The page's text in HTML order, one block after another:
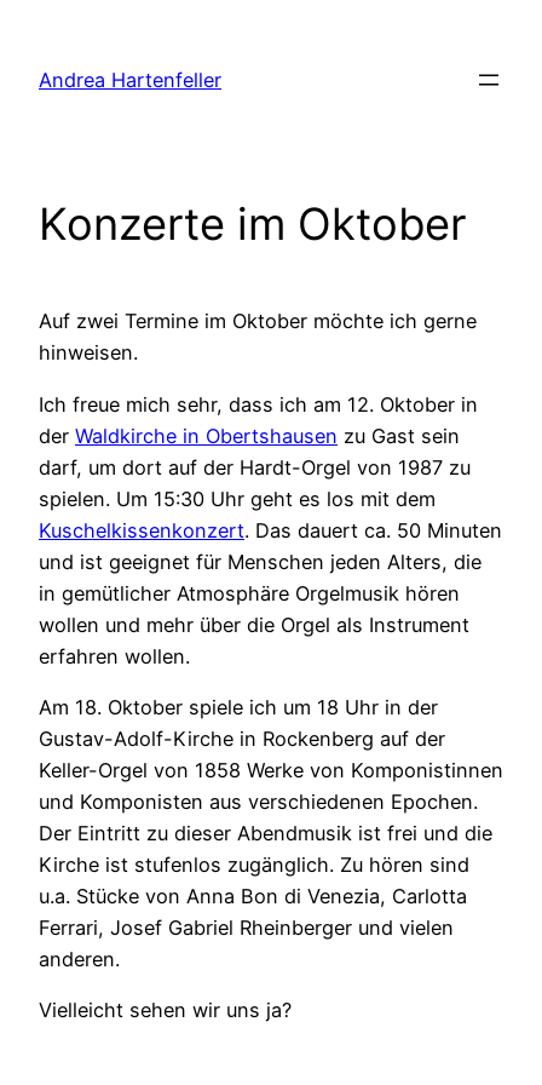
springen
Andrea Hartenfeller
Konzerte im Oktober
Auf zwei Termine im Oktober möchte ich gerne
hinweisen.
Ich freue mich sehr, dass ich am 12. Oktober in
der Waldkirche in Obertshausen zu Gast sein
darf, um dort auf der Hardt-Orgel von 1987 zu
spielen. Um 15:30 Uhr geht es los mit dem
Kuschelkissenkonzert. Das dauert ca. 50 Minuten
und ist geeignet für Menschen jeden Alters, die
in gemütlicher Atmosphäre Orgelmusik hören
wollen und mehr über die Orgel als Instrument
erfahren wollen.
Am 18. Oktober spiele ich um 18 Uhr in der
Gustav-Adolf-Kirche in Rockenberg auf der
Keller-Orgel von 1858 Werke von Komponistinnen
und Komponisten aus verschiedenen Epochen.
Der Eintritt zu dieser Abendmusik ist frei und die
Kirche ist stufenlos zugänglich. Zu hören sind
u.a. Stücke von Anna Bon di Venezia, Carlotta
Ferrari, Josef Gabriel Rheinberger und vielen
anderen.
Vielleicht sehen wir uns ja?